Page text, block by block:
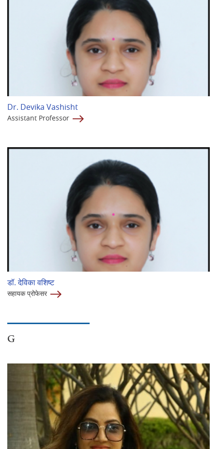
Dr. Devika Vashisht
Assistant Professor
डॉ. देविका वशिष्ट
सहायक प्रोफेसर
G